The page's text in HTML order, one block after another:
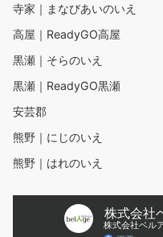
寺家｜まなびあいのいえ
高屋｜ReadyGO高屋
黒瀬｜そらのいえ
黒瀬｜ReadyGO黒瀬
安芸郡
熊野｜にじのいえ
熊野｜はれのいえ